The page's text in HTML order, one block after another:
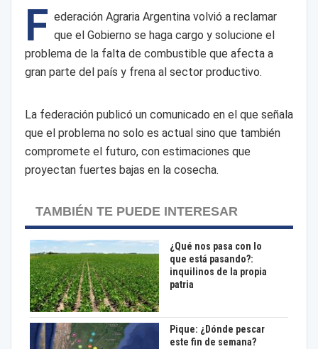
F ederación Agraria Argentina volvió a reclamar
que el Gobierno se haga cargo y solucione el
problema de la falta de combustible que afecta a
gran parte del país y frena al sector productivo.
La federación publicó un comunicado en el que señala
que el problema no solo es actual sino que también
compromete el futuro, con estimaciones que
proyectan fuertes bajas en la cosecha.
TAMBIÉN TE PUEDE INTERESAR
¿Qué nos pasa con lo
que está pasando?:
inquilinos de la propia
patria
Pique: ¿Dónde pescar
este fin de semana?